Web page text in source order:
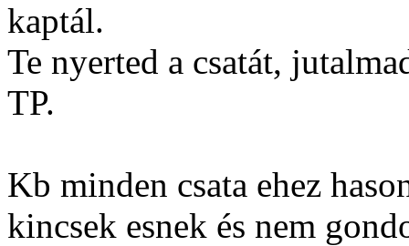
kaptál.
Te nyerted a csatát,
TP.
Kb minden csata ehez
kincsek esnek és nem